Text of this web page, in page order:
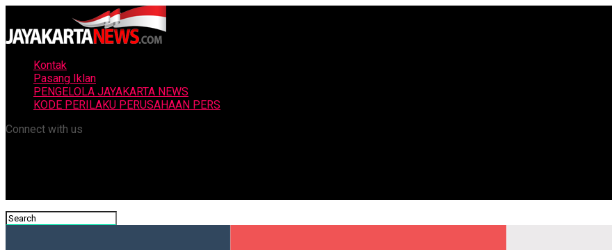
Kontak
Pasang Iklan
PENGELOLA JAYAKARTA NEWS
KODE PERILAKU PERUSAHAAN PERS
Connect with us